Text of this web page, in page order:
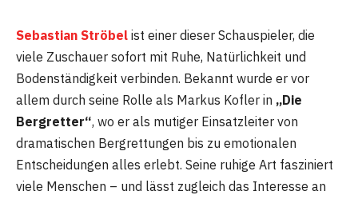
Sebastian Ströbel ist einer dieser Schauspieler, die
viele Zuschauer sofort mit Ruhe, Natürlichkeit und
Bodenständigkeit verbinden. Bekannt wurde er vor
allem durch seine Rolle als Markus Kofler in „Die
Bergretter“, wo er als mutiger Einsatzleiter von
dramatischen Bergrettungen bis zu emotionalen
Entscheidungen alles erlebt. Seine ruhige Art fasziniert
viele Menschen – und lässt zugleich das Interesse an